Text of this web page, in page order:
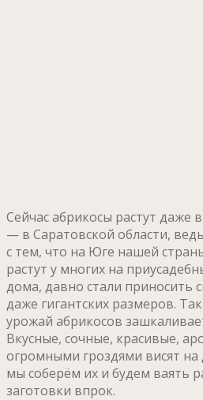
Сейчас абрикосы растут даже
— в Саратовской области,
с тем, что на Юге нашей
растут у многих на
дома, давно стали приносить
даже гигантских размеров.
урожай абрикосов
Вкусные, сочные, красивые,
огромными гроздями висят на
мы соберём их и будем ваять
заготовки впрок.